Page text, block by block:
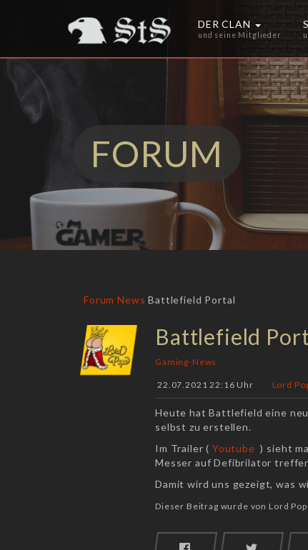
DER CLAN
und seine Mitglieder
FORUM
Forum News Battlefield Portal
Battlefield
Gaming-News
22.07.2021 22:16 Uhr Lord
Heute hat Battlefield eine
selbst zu erstellen.
Im Trailer ( Youtube ) sieht
Messer auf Defibrilator
Damit wird uns gezeigt, was
Dieser Beitrag wurde von Lord